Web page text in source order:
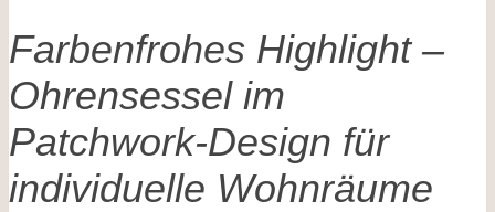
Farbenfrohes Highlight –
Ohrensessel im
Patchwork-Design für
individuelle Wohnräume